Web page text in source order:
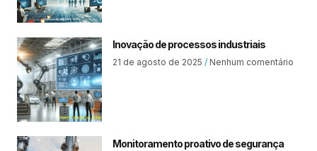
Inovação de processos industriais
21 de agosto de 2025 Nenhum comentário
Monitoramento proativo de segurança